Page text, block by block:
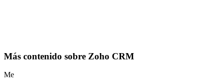
Más contenido sobre Zoho CRM
Me